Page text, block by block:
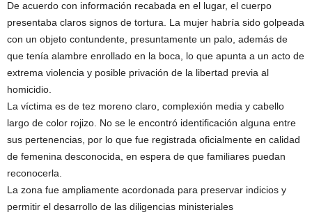
De acuerdo con información recabada en el lugar, el cuerpo
presentaba claros signos de tortura. La mujer habría sido golpeada
con un objeto contundente, presuntamente un palo, además de
que tenía alambre enrollado en la boca, lo que apunta a un acto de
extrema violencia y posible privación de la libertad previa al
homicidio.
La víctima es de tez moreno claro, complexión media y cabello
largo de color rojizo. No se le encontró identificación alguna entre
sus pertenencias, por lo que fue registrada oficialmente en calidad
de femenina desconocida, en espera de que familiares puedan
reconocerla.
La zona fue ampliamente acordonada para preservar indicios y
permitir el desarrollo de las diligencias ministeriales